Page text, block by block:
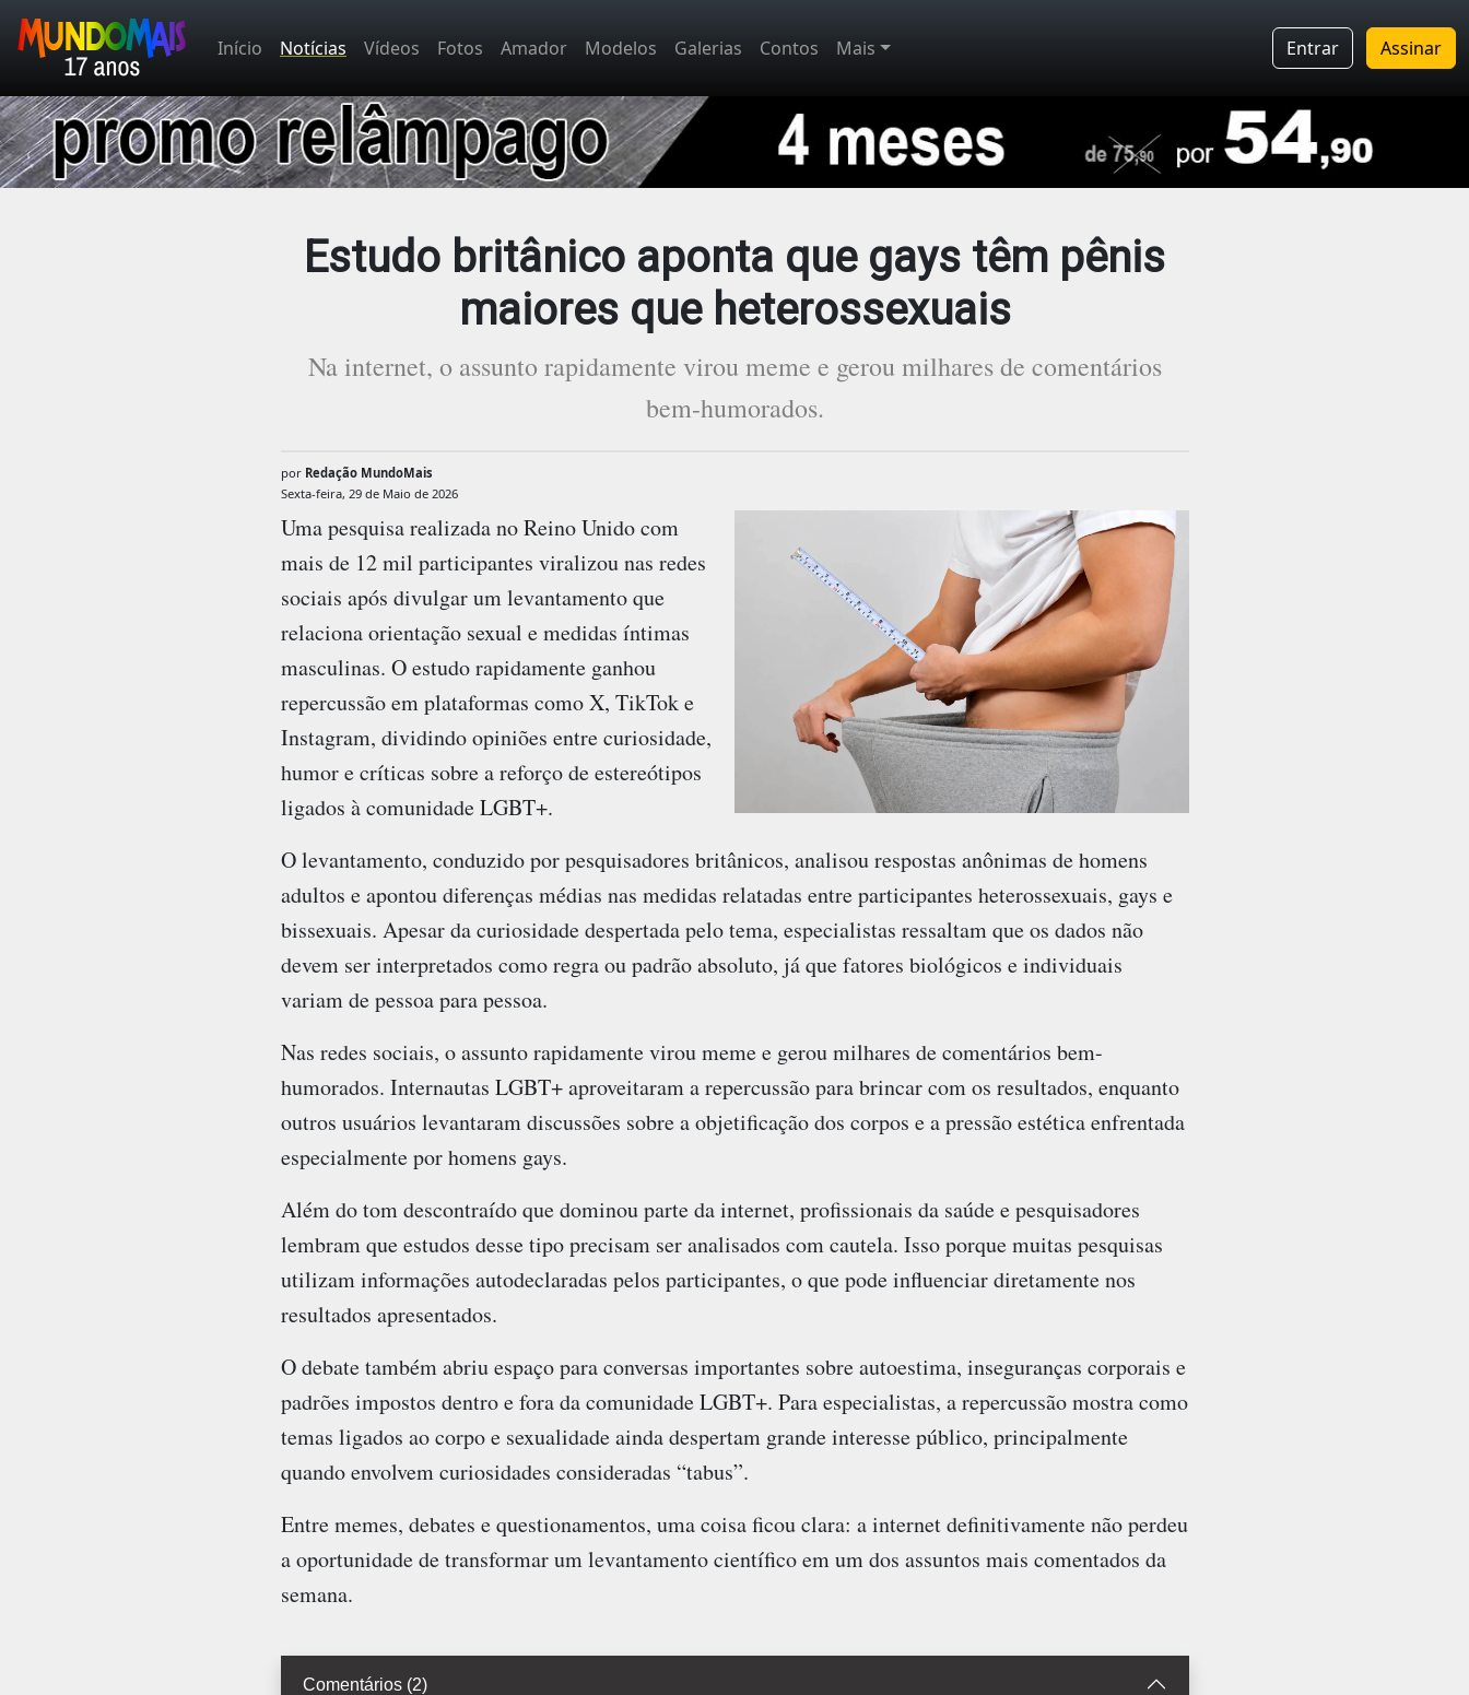
Início Notícias Vídeos Fotos Amador Modelos Galerias Contos Mais Entrar Assinar
Estudo britânico aponta que gays têm pênis
maiores que heterossexuais
Na internet, o assunto rapidamente virou meme e gerou milhares de comentários
bem-humorados.
por Redação MundoMais
Sexta-feira, 29 de Maio de 2026
Uma pesquisa realizada no Reino Unido com
mais de 12 mil participantes viralizou nas redes
sociais após divulgar um levantamento que
relaciona orientação sexual e medidas íntimas
masculinas. O estudo rapidamente ganhou
repercussão em plataformas como X, TikTok e
Instagram, dividindo opiniões entre curiosidade,
humor e críticas sobre a reforço de estereótipos
ligados à comunidade LGBT+.
O levantamento, conduzido por pesquisadores britânicos, analisou respostas anônimas de homens
adultos e apontou diferenças médias nas medidas relatadas entre participantes heterossexuais, gays e
bissexuais. Apesar da curiosidade despertada pelo tema, especialistas ressaltam que os dados não
devem ser interpretados como regra ou padrão absoluto, já que fatores biológicos e individuais
variam de pessoa para pessoa.
Nas redes sociais, o assunto rapidamente virou meme e gerou milhares de comentários bem-
humorados. Internautas LGBT+ aproveitaram a repercussão para brincar com os resultados, enquanto
outros usuários levantaram discussões sobre a objetificação dos corpos e a pressão estética enfrentada
especialmente por homens gays.
Além do tom descontraído que dominou parte da internet, profissionais da saúde e pesquisadores
lembram que estudos desse tipo precisam ser analisados com cautela. Isso porque muitas pesquisas
utilizam informações autodeclaradas pelos participantes, o que pode influenciar diretamente nos
resultados apresentados.
O debate também abriu espaço para conversas importantes sobre autoestima, inseguranças corporais e
padrões impostos dentro e fora da comunidade LGBT+. Para especialistas, a repercussão mostra como
temas ligados ao corpo e sexualidade ainda despertam grande interesse público, principalmente
quando envolvem curiosidades consideradas “tabus”.
Entre memes, debates e questionamentos, uma coisa ficou clara: a internet definitivamente não perdeu
a oportunidade de transformar um levantamento científico em um dos assuntos mais comentados da
semana.
Comentários (2)